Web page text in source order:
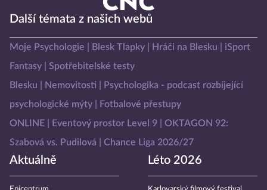
Další témata z našich webů
Moje Psychologie Blesk Tlapky Hráči na Blesku
iSport
Fantasy
Spotřebitelské testy
Blesku
Nemovitosti
Psychologika - podcast rozbíjející
psychologické mýty
Fotbalové přestupy
ONLINE
Eventový prostor Level 9
OKTAGON 92:
Szabová vs. Pudilová
Chance Liga 2026/27
Aktuálně Léto 2026